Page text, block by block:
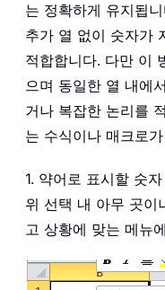
는 정확하게 유지됩
추가 열 없이 숫자가
적합합니다. 다만 이
으며 동일한 열 내에
거나 복잡한 논리를
는 수식이나 매크로가
1. 약어로 표시할 숫
위 선택 내 아무 곳이
고 상황에 맞는 메뉴